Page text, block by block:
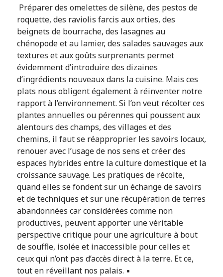
Préparer des omelettes de silène, des pestos de
roquette, des raviolis farcis aux orties, des
beignets de bourrache, des lasagnes au
chénopode et au lamier, des salades sauvages aux
textures et aux goûts surprenants permet
évidemment d’introduire des dizaines
d’ingrédients nouveaux dans la cuisine. Mais ces
plats nous obligent également à réinventer notre
rapport à l’environnement. Si l’on veut récolter ces
plantes annuelles ou pérennes qui poussent aux
alentours des champs, des villages et des
chemins, il faut se réapproprier les savoirs locaux,
renouer avec l’usage de nos sens et créer des
espaces hybrides entre la culture domestique et la
croissance sauvage. Les pratiques de récolte,
quand elles se fondent sur un échange de savoirs
et de techniques et sur une récupération de terres
abandonnées car considérées comme non
productives, peuvent apporter une véritable
perspective critique pour une agriculture à bout
de souffle, isolée et inaccessible pour celles et
ceux qui n’ont pas d’accès direct à la terre. Et ce,
tout en réveillant nos palais. ▪